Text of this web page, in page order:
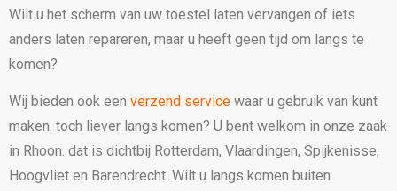
Wilt u het scherm van uw toestel laten vervangen of iets
anders laten repareren, maar u heeft geen tijd om langs te
komen?
Wij bieden ook een verzend service waar u gebruik van kunt
maken. toch liever langs komen? U bent welkom in onze zaak
in Rhoon. dat is dichtbij Rotterdam, Vlaardingen, Spijkenisse,
Hoogvliet en Barendrecht. Wilt u langs komen buiten